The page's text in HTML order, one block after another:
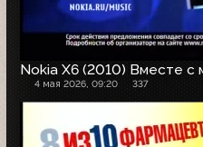
Nokia X6 (2010) Вместе с
4 мая 2026, 09:20 337